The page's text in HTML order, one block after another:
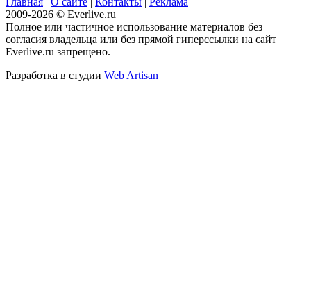
2009-2026 © Everlive.ru
Полное или частичное использование материалов без
согласия владельца или без прямой гиперссылки на сайт
Everlive.ru запрещено.
Разработка в студии Web Artisan